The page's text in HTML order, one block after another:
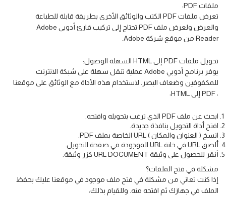
ملفات PDF:
تعرض ملفات PDF الكتب والوثائق الأخرى بطريقة قابلة للطباعة
والعرض ولعرض ملف PDF تحتاج إلى تركيب قارئ أدوبي Adobe
Reader من موقع شركة Adobe.
تحويل ملفات PDF إلى HTML السهلة الوصول:
يوفر برنامج أدوبي Adobe عملية تنقل سهلة على شبكة الانترنت
للمكفوفين وضعاف البصر. لاستخدام هذه الأداة مع الوثائق على موقعنا
: PDF إلى HTML:
ابحث عن ملف PDF الذي ترغب بتحويله وافتحه.
افتح أداة التحويل بنافذة جديدة.
انسخ ( العنوان والمكان ) URL الخاصة بملف PDF.
ألصق URL في خانة URL الموجودة في صفحة التحويل.
أنقر للحصول على وثيقة URL DOCUMENT كزر وثيقة.
مشكلة في فتح الملفات؟
إذا كنت تعاني من مشكلة في فتح ملف موجود في موقعنا عليك بحفظ
الملف في جهازك ثم افتحه منه. وللقيام بذلك: